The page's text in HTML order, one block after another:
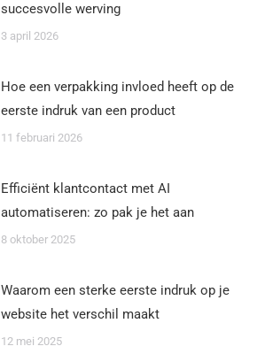
succesvolle werving
3 april 2026
Hoe een verpakking invloed heeft op de
eerste indruk van een product
11 februari 2026
Efficiënt klantcontact met AI
automatiseren: zo pak je het aan
8 oktober 2025
Waarom een sterke eerste indruk op je
website het verschil maakt
12 mei 2025